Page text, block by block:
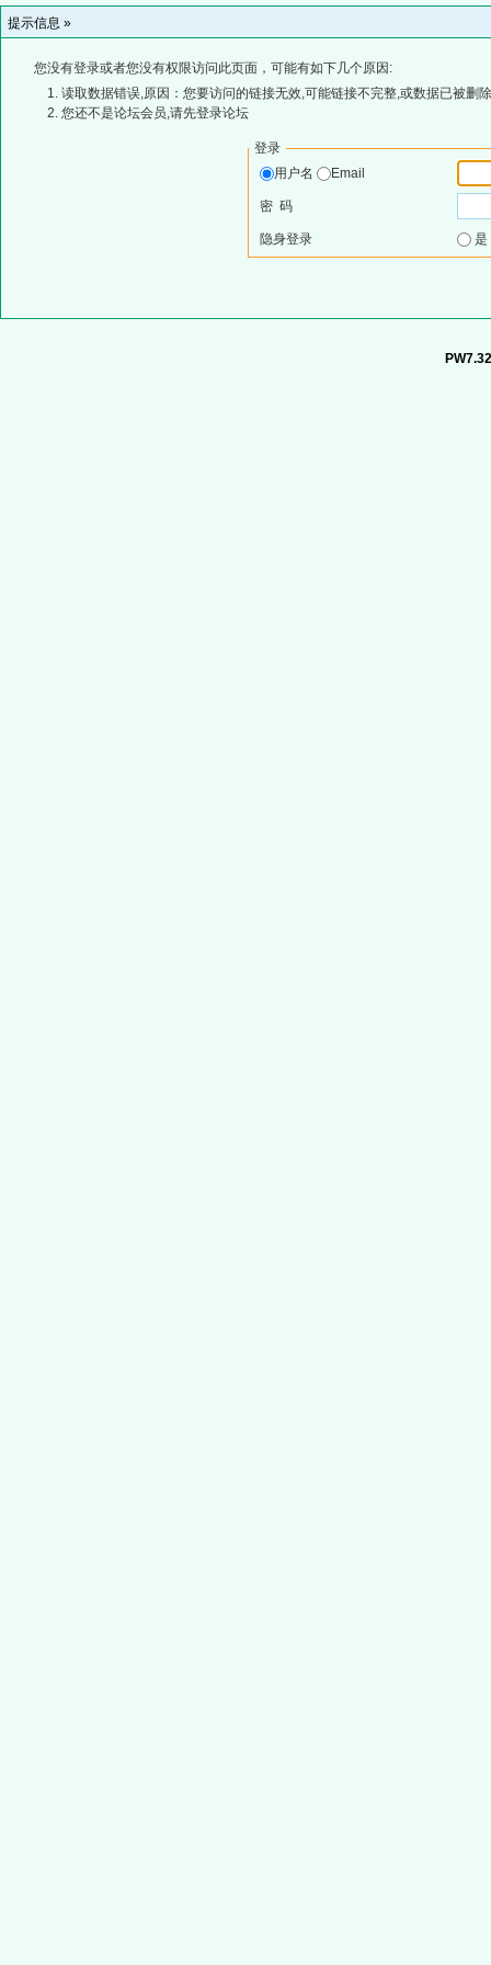
提示信息 »
您没有登录或者您没有权限访问此页面，可能有如下几个原因:
读取数据错误,原因：您要访问的链接无效,可能链接不完整,或数据已被删
您还不是论坛会员,请先登录论坛
登录
用户名
Email
密 码
隐身登录